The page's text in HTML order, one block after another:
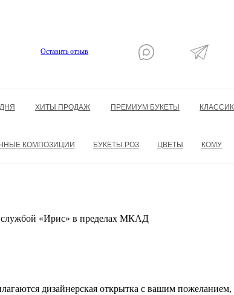
Оставить отзыв
ХИТЫ ПРОДАЖ ПРЕМИУМ БУКЕТЫ
КОМПОЗИЦИИ БУКЕТЫ РОЗ ЦВЕТЫ КОМУ
службой «Ирис» в пределах МКАД
дизайнерская открытка с вашим